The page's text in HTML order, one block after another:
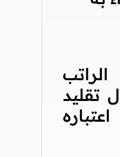
تقليد